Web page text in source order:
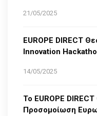
21/05/2025
EUROPE DIRECT
Innovation
14/05/2025
Το EUROPE
Προσομοίωση